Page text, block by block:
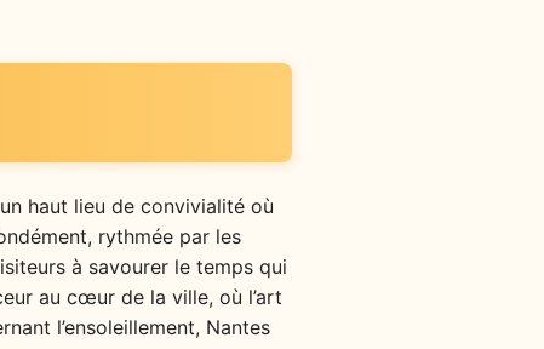
haut lieu de convivialité où
rythmée par les
à savourer le temps qui
au cœur de la ville, où l’art
l’ensoleillement, Nantes